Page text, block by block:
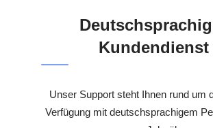
Kundendienst
Unser Support steht Ihnen rund um
Verfügung mit deutschsprachigem